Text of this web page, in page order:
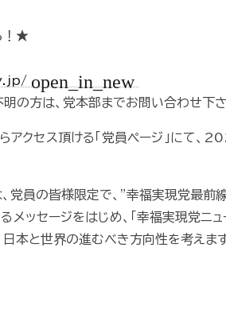
！★
open_in_new
の方は、党本部までお問い合わせ下さ
アクセス頂ける「党員ページ」にて、
党員の皆様限定で、”幸福実現党最前
メッセージをはじめ、「幸福実現党
本と世界の進むべき方向性を考えます